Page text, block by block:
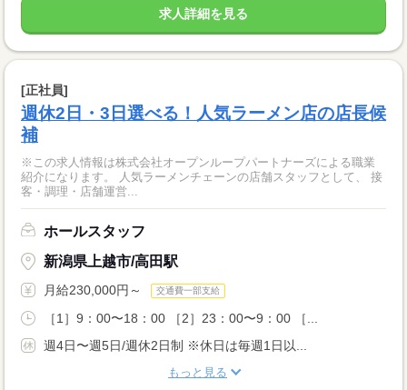
求人詳細を見る
[正社員]
週休2日・3日選べる！人気ラーメン店の店長候
補
※この求人情報は株式会社オープンループパートナーズによる職業
紹介になります。 人気ラーメンチェーンの店舗スタッフとして、 接
客・調理・店舗運営...
ホールスタッフ
新潟県上越市/高田駅
月給230,000円～ 交通費一部支給
［1］9：00〜18：00 ［2］23：00〜9：00 ［...
週4日〜週5日/週休2日制 ※休日は毎週1日以...
もっと見る